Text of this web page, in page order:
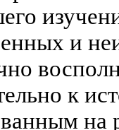
и
к
на